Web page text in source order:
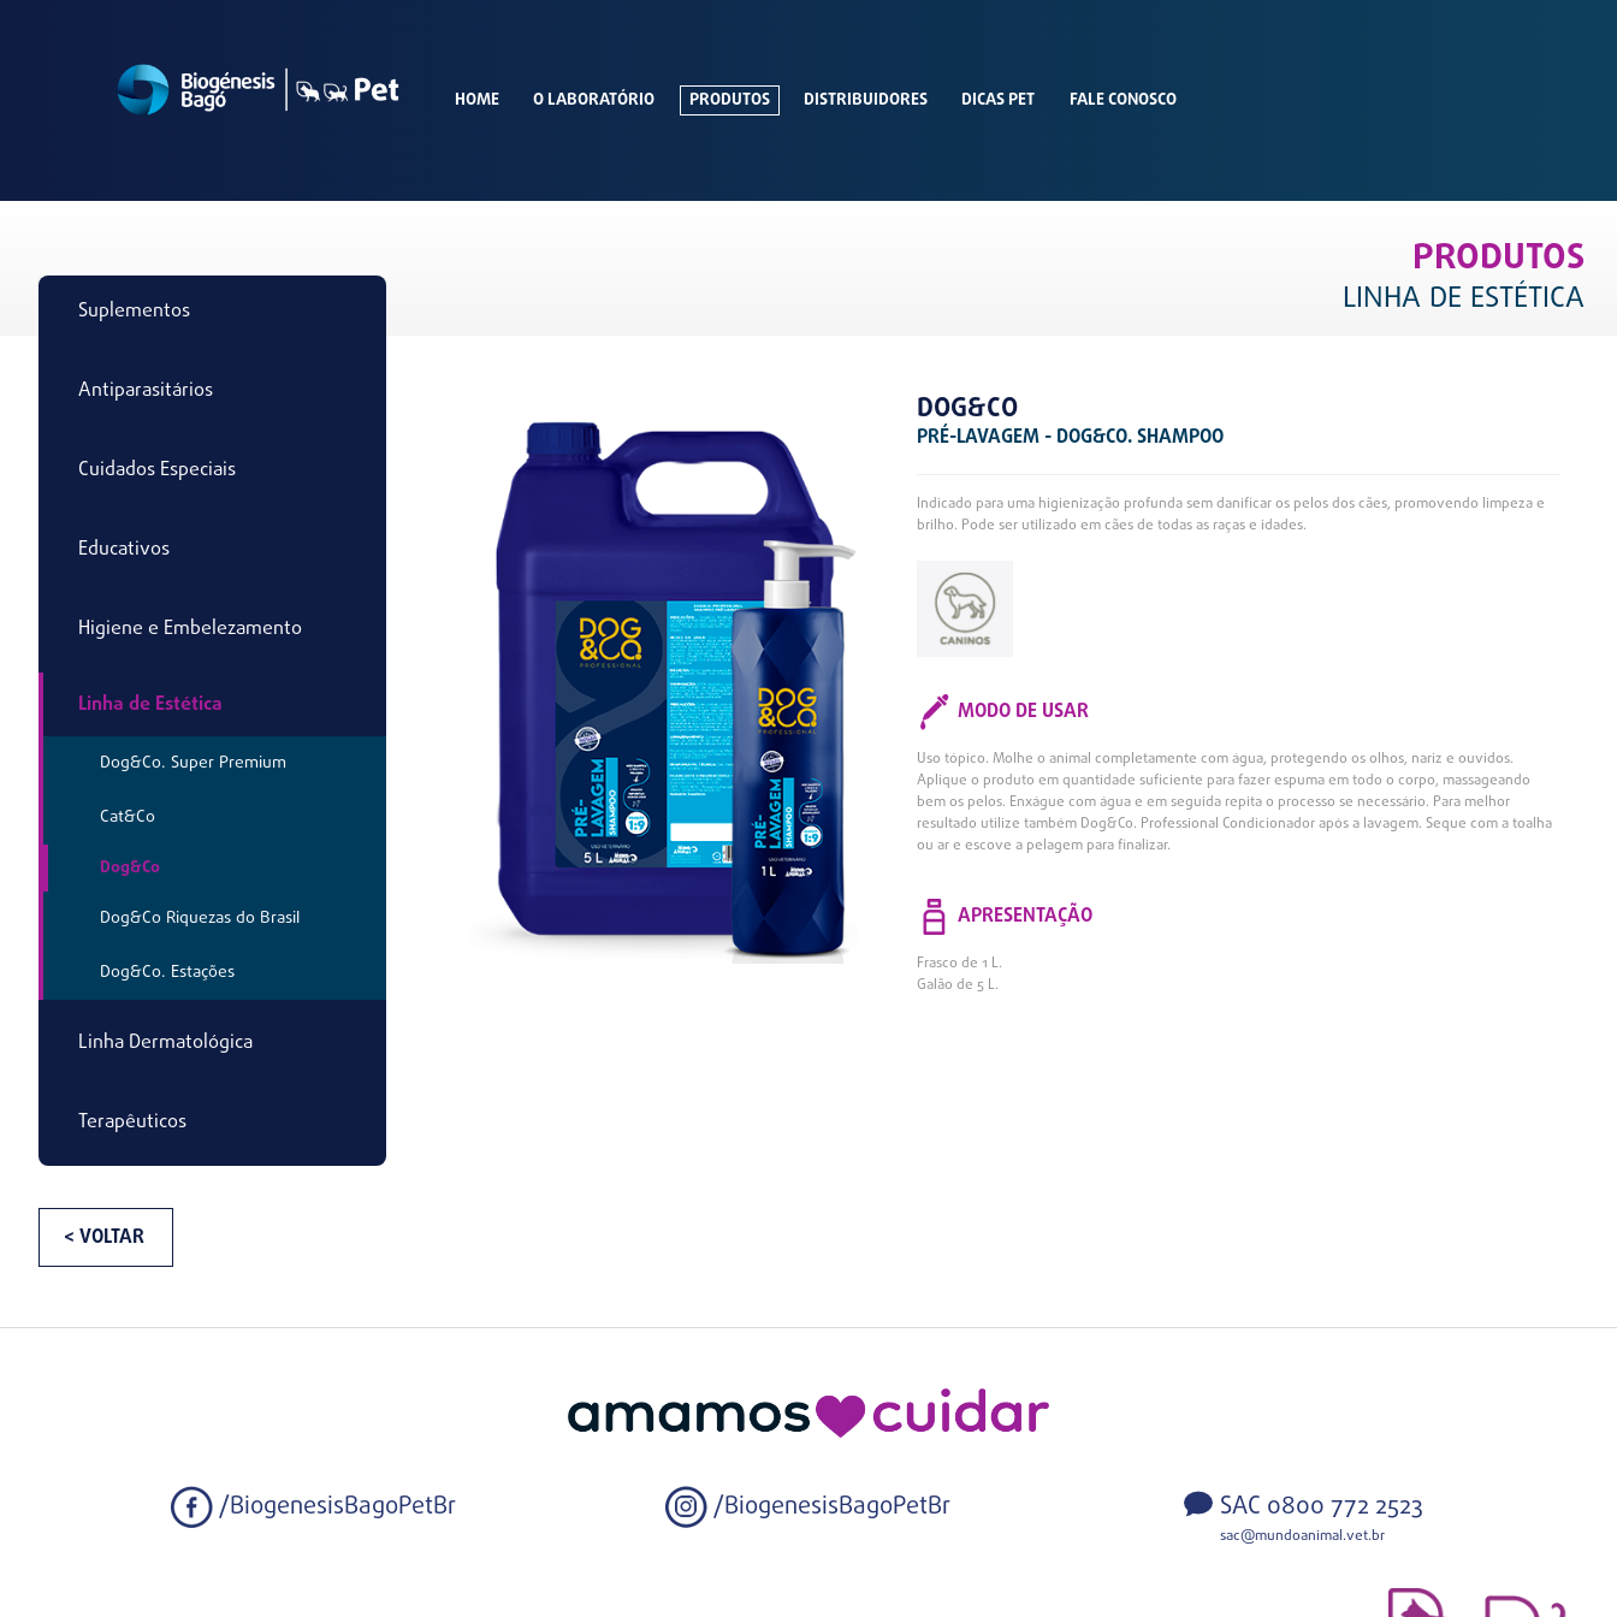
HOME O LABORATÓRIO PRODUTOS DISTRIBUIDORES DICAS PET FALE CONOSCO
PRODUTOS
LINHA DE ESTÉTICA
Suplementos
Antiparasitários
Cuidados Especiais
Educativos
Higiene e Embelezamento
Linha de Estética
Dog&Co. Super Premium
Cat&Co
Dog&Co
Dog&Co Riquezas do Brasil
Dog&Co. Estações
Linha Dermatológica
Terapêuticos
< VOLTAR
DOG&CO
PRÉ-LAVAGEM - DOG&CO. SHAMPOO
Indicado para uma higienização profunda sem danificar os pelos dos cães, promovendo limpeza e
brilho. Pode ser utilizado em cães de todas as raças e idades.
MODO DE USAR
Uso tópico. Molhe o animal completamente com água, protegendo os olhos, nariz e ouvidos.
Aplique o produto em quantidade suficiente para fazer espuma em todo o corpo, massageando
bem os pelos. Enxágue com água e em seguida repita o processo se necessário. Para melhor
resultado utilize também Dog&Co. Professional Condicionador após a lavagem. Seque com a toalha
ou ar e escove a pelagem para finalizar.
APRESENTAÇÃO
Frasco de 1 L.
Galão de 5 L.
/BiogenesisBagoPetBr /BiogenesisBagoPetBr SAC 0800 772 2523
sac@mundoanimal.vet.br